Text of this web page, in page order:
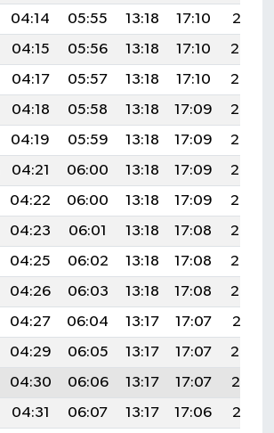
04:14 05:55 13:18 17:10
20:31
04:15 05:56 13:18 17:10
20:30
04:17 05:57 13:18 17:10
20:29
04:18 05:58 13:18 17:09
20:28
04:19 05:59 13:18 17:09
20:27
04:21 06:00 13:18 17:09
20:26
04:22 06:00 13:18 17:09
20:25
04:23 06:01 13:18 17:08
20:24
04:25 06:02 13:18 17:08
20:23
04:26 06:03 13:18 17:08
20:22
04:27 06:04 13:17 17:07
20:21
04:29 06:05 13:17 17:07
20:20
04:30 06:06 13:17 17:07
20:19
04:31 06:07 13:17 17:06
20:18